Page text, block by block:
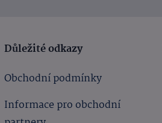
Důležité odkazy
Obchodní podmínky
Informace pro obchodní